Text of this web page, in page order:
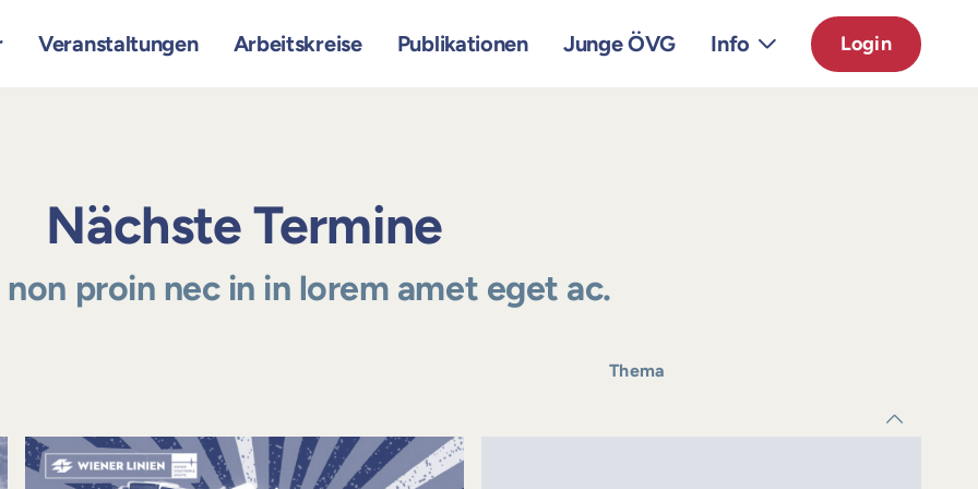
Veranstaltungen Arbeitskreise Publikationen Junge ÖVG Info Login
Nächste Termine
non proin nec in in lorem amet eget ac.
Thema